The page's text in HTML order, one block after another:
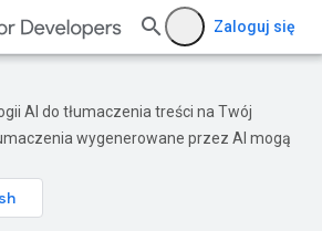
Zaloguj się
AI do tłumaczenia treści na Twój
wygenerowane przez AI mogą